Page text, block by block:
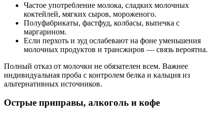
Частое употребление молока, сладких молочных
коктейлей, мягких сыров, мороженого.
Полуфабрикаты, фастфуд, колбасы, выпечка с
маргарином.
Если перхоть и зуд ослабевают на фоне уменьшения
молочных продуктов и трансжиров — связь вероятна.
Полный отказ от молочки не обязателен всем. Важнее
индивидуальная проба с контролем белка и кальция из
альтернативных источников.
Острые приправы, алкоголь и кофе